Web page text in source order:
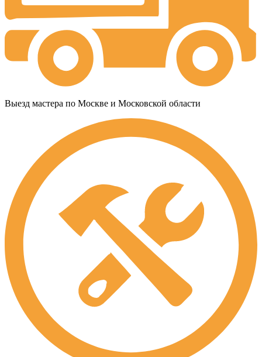
Выезд мастера по Москве и Московской области